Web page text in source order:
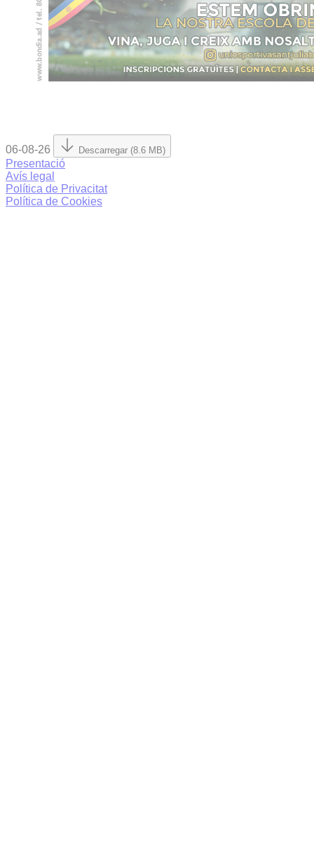
06-08-26 Descarregar (8.6 MB)
Presentació
Avís legal
Política de Privacitat
Política de Cookies